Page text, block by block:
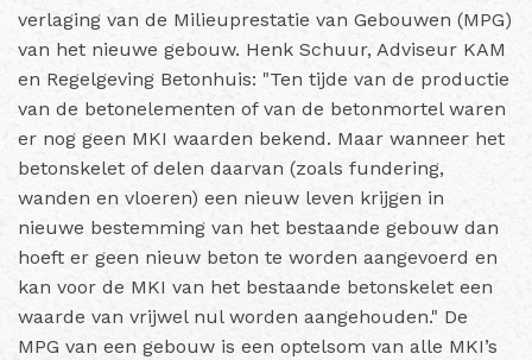
verlaging van de Milieuprestatie van Gebouwen (MPG)
van het nieuwe gebouw. Henk Schuur, Adviseur KAM
en Regelgeving Betonhuis: "Ten tijde van de productie
van de betonelementen of van de betonmortel waren
er nog geen MKI waarden bekend. Maar wanneer het
betonskelet of delen daarvan (zoals fundering,
wanden en vloeren) een nieuw leven krijgen in
nieuwe bestemming van het bestaande gebouw dan
hoeft er geen nieuw beton te worden aangevoerd en
kan voor de MKI van het bestaande betonskelet een
waarde van vrijwel nul worden aangehouden." De
MPG van een gebouw is een optelsom van alle MKI’s